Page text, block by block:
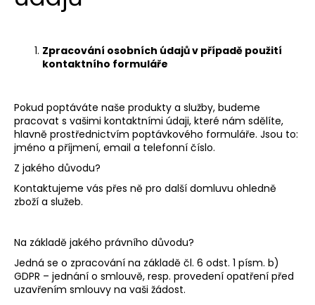
Zpracování osobních údajů v případě použití
kontaktního formuláře
Pokud poptáváte naše produkty a služby, budeme
pracovat s vašimi kontaktními údaji, které nám sdělíte,
hlavně prostřednictvím poptávkového formuláře. Jsou to:
jméno a příjmení, email a telefonní číslo.
Z jakého důvodu?
Kontaktujeme vás přes ně pro další domluvu ohledně
zboží a služeb.
Na základě jakého právního důvodu?
Jedná se o zpracování na základě čl. 6 odst. 1 písm. b)
GDPR – jednání o smlouvě, resp. provedení opatření před
uzavřením smlouvy na vaši žádost.
r
u
č
u
j
e
m